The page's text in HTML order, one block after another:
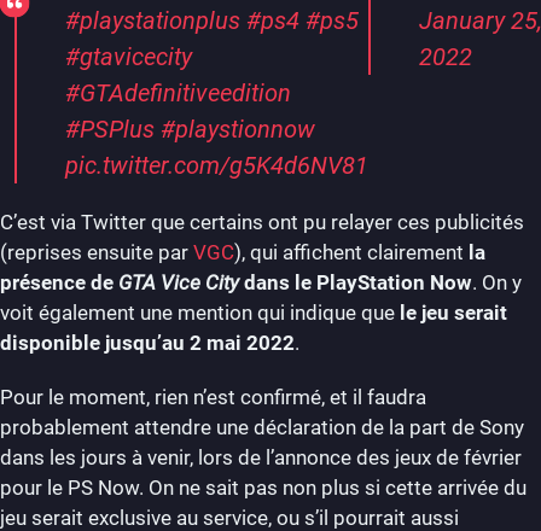
#playstationplus #ps4 #ps5
#gtavicecity
#GTAdefinitiveedition
#PSPlus #playstionnow
pic.twitter.com/g5K4d6NV81
January 25,
2022
C’est via Twitter que certains ont pu relayer ces publicités
(reprises ensuite par VGC), qui affichent clairement la
présence de GTA Vice Citydans le PlayStation Now. On y
voit également une mention qui indique que le jeu serait
disponible jusqu’au 2 mai 2022.
Pour le moment, rien n’est confirmé, et il faudra
probablement attendre une déclaration de la part de Sony
dans les jours à venir, lors de l’annonce des jeux de février
pour le PS Now. On ne sait pas non plus si cette arrivée du
jeu serait exclusive au service, ou s’il pourrait aussi